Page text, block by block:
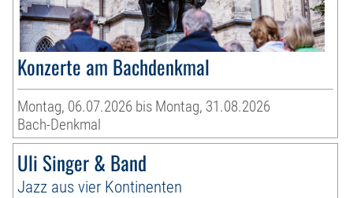
Konzerte am Bachdenkmal
Montag, 06.07.2026 bis Montag, 31.08.2026
Bach-Denkmal
Uli Singer & Band
Jazz aus vier Kontinenten